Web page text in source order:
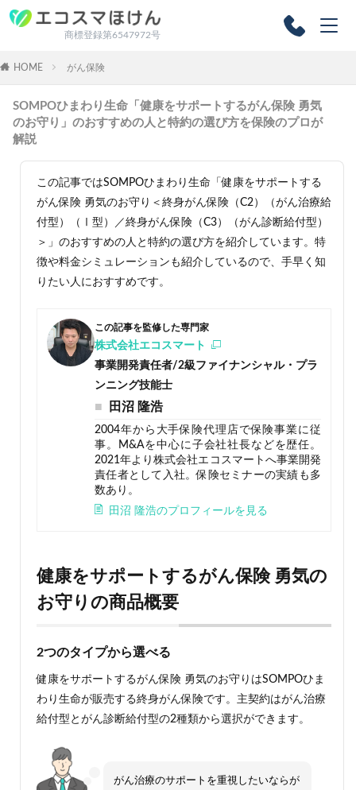
商標登録第6547972号
HOME がん保険
SOMPOひまわり生命「健康をサポートするがん保険 勇気
のお守り」のおすすめの人と特約の選び方を保険のプロが
解説
この記事ではSOMPOひまわり生命「健康をサポートする
がん保険 勇気のお守り＜終身がん保険（C2）（がん治療給
付型）（Ⅰ型）／終身がん保険（C3）（がん診断給付型）
＞」のおすすめの人と特約の選び方を紹介しています。特
徴や料金シミュレーションも紹介しているので、手早く知
りたい人におすすめです。
この記事を監修した専門家
株式会社エコスマート
事業開発責任者/2級ファイナンシャル・プラ
ンニング技能士
田沼 隆浩
2004年から大手保険代理店で保険事業に従
事。M&Aを中心に子会社社長などを歴任。
2021年より株式会社エコスマートへ事業開発
責任者として入社。保険セミナーの実績も多
数あり。
田沼 隆浩のプロフィールを見る
健康をサポートするがん保険 勇気の
お守りの商品概要
2つのタイプから選べる
健康をサポートするがん保険 勇気のお守りはSOMPOひま
わり生命が販売する終身がん保険です。主契約はがん治療
給付型とがん診断給付型の2種類から選択ができます。
がん治療のサポートを重視したいならが